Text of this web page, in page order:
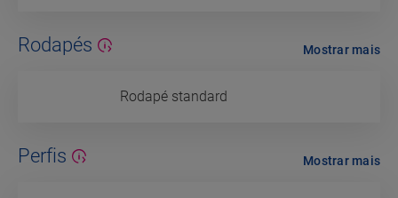
Rodapés
Rodapé standard
Mostrar mais
Perfis Mostrar mais